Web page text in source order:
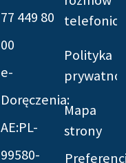
77 449 80
00
e-
Doręczenia:
AE:PL-
99580-
Polityka
Mapa
strony